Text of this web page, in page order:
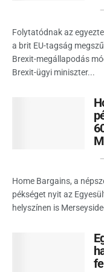
Folytatódnak az
a brit EU-tagság
Brexit-megállapodás
Brexit-ügyi miniszter...
Home Bargains, a
pékséget nyit az
helyszínen is